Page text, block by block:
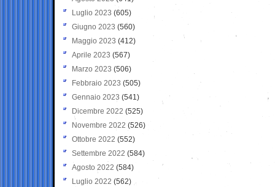
Luglio 2023 (605)
Giugno 2023 (560)
Maggio 2023 (412)
Aprile 2023 (567)
Marzo 2023 (506)
Febbraio 2023 (505)
Gennaio 2023 (541)
Dicembre 2022 (525)
Novembre 2022 (526)
Ottobre 2022 (552)
Settembre 2022 (584)
Agosto 2022 (584)
Luglio 2022 (562)